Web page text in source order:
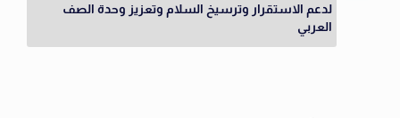
لدعم الاستقرار وترسيخ السلام وتعزيز وحدة الصف
العربي